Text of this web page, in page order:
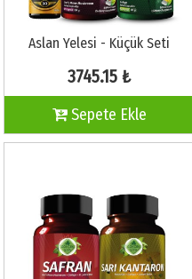
Aslan Yelesi - Küçük Seti
3745.15 ₺
Sepete Ekle